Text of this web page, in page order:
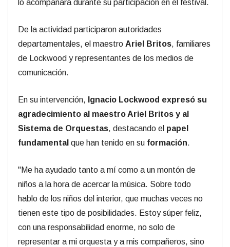
lo acompañará durante su participación en el festival.
De la actividad participaron autoridades
departamentales, el maestro Ariel Britos, familiares
de Lockwood y representantes de los medios de
comunicación.
En su intervención, Ignacio Lockwood expresó su
agradecimiento al maestro Ariel Britos y al
Sistema de Orquestas, destacando el papel
fundamental que han tenido en su formación.
"Me ha ayudado tanto a mí como a un montón de
niños a la hora de acercar la música. Sobre todo
hablo de los niños del interior, que muchas veces no
tienen este tipo de posibilidades. Estoy súper feliz,
con una responsabilidad enorme, no solo de
representar a mi orquesta y a mis compañeros, sino